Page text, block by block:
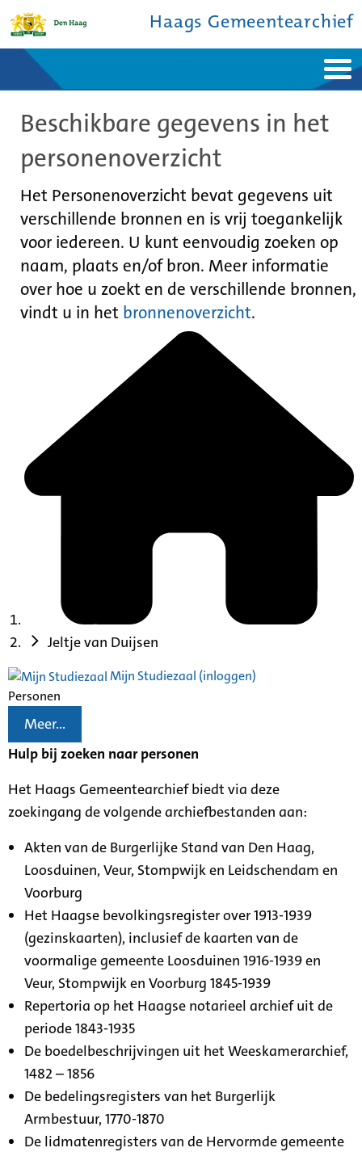
Haags Gemeentearchief
Ontdek de stad
De studiezaal
Bronnen en collecties
Contact
Beschikbare gegevens in het
personenoverzicht
Het Personenoverzicht bevat gegevens uit
verschillende bronnen en is vrij toegankelijk
voor iedereen. U kunt eenvoudig zoeken op
naam, plaats en/of bron. Meer informatie
over hoe u zoekt en de verschillende bronnen,
vindt u in het bronnenoverzicht.
Jeltje van Duijsen
Mijn Studiezaal (inloggen)
Personen
Meer...
Hulp bij zoeken naar personen
Het Haags Gemeentearchief biedt via deze
zoekingang de volgende archiefbestanden aan:
Akten van de Burgerlijke Stand van Den Haag,
Loosduinen, Veur, Stompwijk en Leidschendam en
Voorburg
Het Haagse bevolkingsregister over 1913-1939
(gezinskaarten), inclusief de kaarten van de
voormalige gemeente Loosduinen 1916-1939 en
Veur, Stompwijk en Voorburg 1845-1939
Repertoria op het Haagse notarieel archief uit de
periode 1843-1935
De boedelbeschrijvingen uit het Weeskamerarchief,
1482 – 1856
De bedelingsregisters van het Burgerlijk
Armbestuur, 1770-1870
De lidmatenregisters van de Hervormde gemeente